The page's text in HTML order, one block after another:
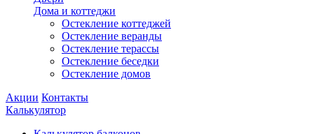
Дома и коттеджи
Остекление коттеджей
Остекление веранды
Остекление терассы
Остекление беседки
Остекление домов
Акции Контакты
Калькулятор